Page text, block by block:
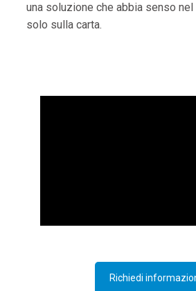
una soluzione che abbia senso nel
solo sulla carta.
Richiedi